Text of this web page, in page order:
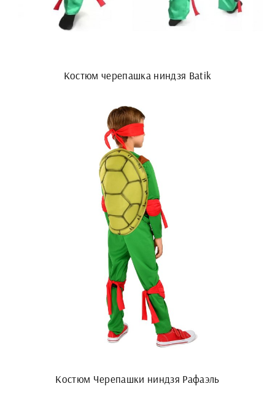
Костюм черепашка ниндзя Batik
Костюм Черепашки ниндзя Рафаэль